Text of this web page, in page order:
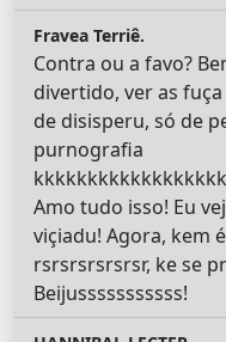
Fravea Terriê.
Contra ou a favo?
divertido, ver as
de disisperu, só de
purnografia
Amo tudo isso! Eu
viçiadu! Agora, kem
rsrsrsrsrsrsr, ke se
Beijusssssssssss!